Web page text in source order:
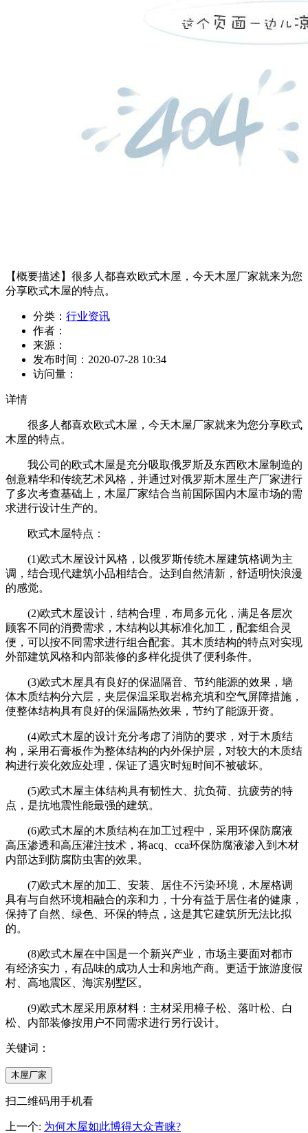
【概要描述】 很多人都喜欢欧式木屋，今天木屋厂家就来为您
分享欧式木屋的特点。
分类： 行业资讯
作者：
来源：
发布时间： 2020-07-28 10:34
访问量：
详情
很多人都喜欢欧式木屋，今天木屋厂家就来为您分享欧式
木屋的特点。
我公司的欧式木屋是充分吸取俄罗斯及东西欧木屋制造的
创意精华和传统艺术风格，并通过对俄罗斯木屋生产厂家进行
了多次考查基础上，木屋厂家结合当前国际国内木屋市场的需
求进行设计生产的。
欧式木屋特点：
(1)欧式木屋设计风格，以俄罗斯传统木屋建筑格调为主
调，结合现代建筑小品相结合。达到自然清新，舒适明快浪漫
的感觉。
(2)欧式木屋设计，结构合理，布局多元化，满足各层次
顾客不同的消费需求，木结构以其标准化加工，配套组合灵
便，可以按不同需求进行组合配套。其木质结构的特点对实现
外部建筑风格和内部装修的多样化提供了便利条件。
(3)欧式木屋具有良好的保温隔音、节约能源的效果，墙
体木质结构分六层，夹层保温采取岩棉充填和空气屏障措施，
使整体结构具有良好的保温隔热效果，节约了能源开资。
(4)欧式木屋的设计充分考虑了消防的要求，对于木质结
构，采用石膏板作为整体结构的内外保护层，对较大的木质结
构进行炭化效应处理，保证了遇灾时短时间不被破坏。
(5)欧式木屋主体结构具有韧性大、抗负荷、抗疲劳的特
点，是抗地震性能最强的建筑。
(6)欧式木屋的木质结构在加工过程中，采用环保防腐液
高压渗透和高压灌注技术，将acq、cca环保防腐液渗入到木材
内部达到防腐防虫害的效果。
(7)欧式木屋的加工、安装、居住不污染环境，木屋格调
具有与自然环境相融合的亲和力，十分有益于居住者的健康，
保持了自然、绿色、环保的特点，这是其它建筑所无法比拟
的。
(8)欧式木屋在中国是一个新兴产业，市场主要面对都市
有经济实力，有品味的成功人士和房地产商。更适于旅游度假
村、高地震区、海滨别墅区。
(9)欧式木屋采用原材料：主材采用樟子松、落叶松、白
松、内部装修按用户不同需求进行另行设计。
关键词：
木屋厂家
扫二维码用手机看
上一个: 为何木屋如此博得大众青睐?